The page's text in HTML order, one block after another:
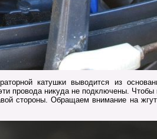
катушки выводится из
провода никуда не подключены. Чтобы
стороны. Обращаем внимание на